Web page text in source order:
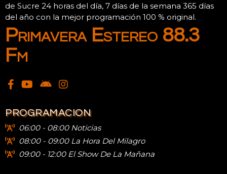
de Sucre 24 horas del día, 7 días de la semana 365 días
del año con la mejor programación 100 % original.
Primavera Estereo 88.3
Fm
PROGRAMACION
06:00 - 08:00 Noticias
08:00 - 09:00 La Hora Del Milagro
09:00 - 12:00 El Show De La Mañana